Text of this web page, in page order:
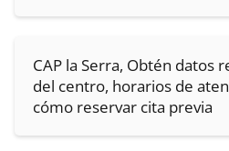
CAP la Serra, Obtén datos
del centro, horarios de
cómo reservar cita previa